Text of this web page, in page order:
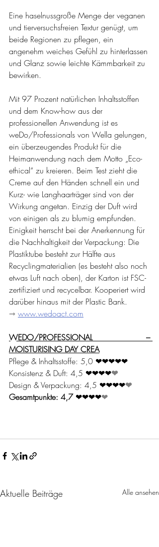
Eine haselnussgroße Menge der veganen
und tierversuchsfreien Textur genügt, um
beide Regionen zu pflegen, ein
angenehm weiches Gefühl zu hinterlassen
und Glanz sowie leichte Kämmbarkeit zu
bewirken.
Mit 97 Prozent natürlichen Inhaltsstoffen
und dem Know-how aus der
professionellen Anwendung ist es
weDo/Professionals von Wella gelungen,
ein überzeugendes Produkt für die
Heimanwendung nach dem Motto „Eco-
ethical“ zu kreieren. Beim Test zieht die
Creme auf den Händen schnell ein und
Kurz- wie Langhaarträger sind von der
Wirkung angetan. Einzig der Duft wird
von einigen als zu blumig empfunden.
Einigkeit herrscht bei der Anerkennung für
die Nachhaltigkeit der Verpackung: Die
Plastiktube besteht zur Hälfte aus
Recyclingmaterialien (es besteht also noch
etwas Luft nach oben), der Karton ist FSC-
zertifiziert und recycelbar. Kooperiert wird
darüber hinaus mit der Plastic Bank.
➞ www.wedoact.com
WEDO/PROFESSIONAL –
MOISTURISING DAY CREA
Pflege & Inhaltsstoffe: 5,0 ❤❤❤❤❤
Konsistenz & Duft: 4,5 ❤❤❤❤❤
Design & Verpackung: 4,5 ❤❤❤❤❤
Gesamtpunkte: 4,7 ❤❤❤❤❤
Aktuelle Beiträge Alle ansehen